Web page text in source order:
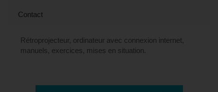
Contact
Rétroprojecteur, ordinateur avec connexion internet,
manuels, exercices, mises en situation.